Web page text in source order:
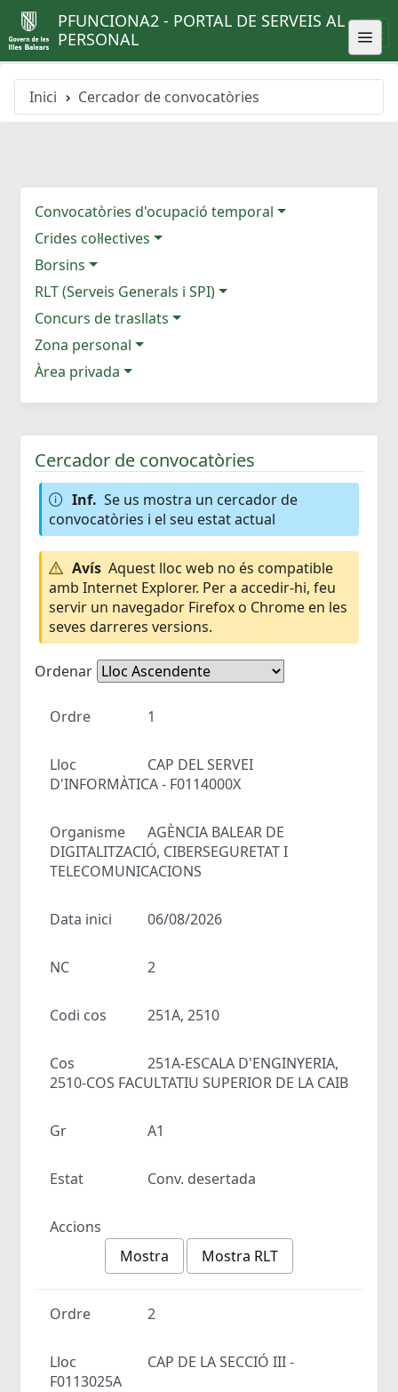
PFUNCIONA2 - PORTAL DE SERVEIS AL
PERSONAL
Inici Cercador de convocatòries
Convocatòries d'ocupació temporal
Crides col·lectives
Borsins
RLT (Serveis Generals i SPI)
Concurs de trasllats
Zona personal
Àrea privada
Cercador de convocatòries
Inf. Se us mostra un cercador de
convocatòries i el seu estat actual
Avís Aquest lloc web no és compatible
amb Internet Explorer. Per a accedir-hi, feu
servir un navegador Firefox o Chrome en les
seves darreres versions.
Ordenar
Ordre 1
Lloc
CAP DEL SERVEI
D'INFORMÀTICA - F0114000X
Organisme
AGÈNCIA BALEAR DE
DIGITALITZACIÓ, CIBERSEGURETAT I
TELECOMUNICACIONS
Data inici 06/08/2026
NC 2
Codi cos 251A, 2510
Cos
251A-ESCALA D'ENGINYERIA,
2510-COS FACULTATIU SUPERIOR DE LA CAIB
Gr A1
Estat Conv. desertada
Accions
Mostra
Mostra RLT
Ordre 2
Lloc
CAP DE LA SECCIÓ III -
F0113025A